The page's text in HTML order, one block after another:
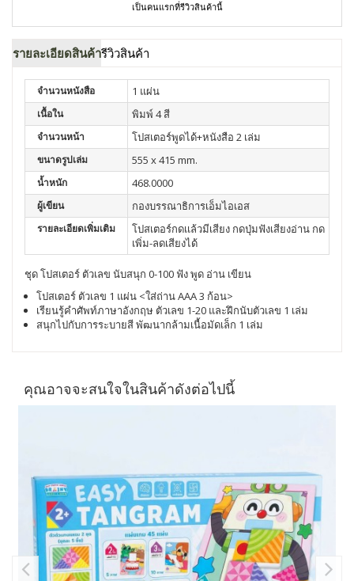
เป็นคนแรกที่รีวิวสินค้านี้
รายละเอียดสินค้ารีวิวสินค้า
จำนวนหนังสือ 1 แผ่น
เนื้อใน พิมพ์ 4 สี
จำนวนหน้า โปสเตอร์พูดได้+หนังสือ 2 เล่ม
ขนาดรูปเล่ม 555 x 415 mm.
น้ำหนัก 468.0000
ผู้เขียน กองบรรณาธิการเอ็มไอเอส
รายละเอียดเพิ่มเติม
โปสเตอร์กดเเล้วมีเสียง กดปุ่มฟังเสียงอ่าน กด
เพิ่ม-ลดเสียงได้
ชุด โปสเตอร์ ตัวเลข นับสนุก 0-100 ฟัง พูด อ่าน เขียน
โปสเตอร์ ตัวเลข 1 แผ่น <ใส่ถ่าน AAA 3 ก้อน>
เรียนรู้คำศัพท์ภาษาอังกฤษ ตัวเลข 1-20 และฝึกนับตัวเลข 1 เล่ม
สนุกไปกับการระบายสี พัฒนากล้ามเนื้อมัดเล็ก 1 เล่ม
คุณอาจจะสนใจในสินค้าดังต่อไปนี้